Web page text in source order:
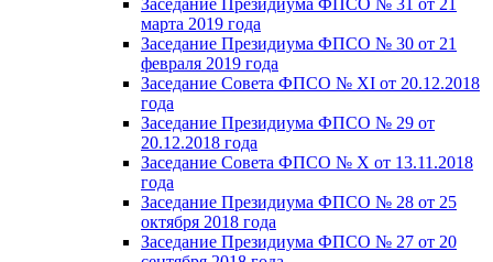
марта 2019 года
Заседание Президиума ФПСО № 30 от 21
февраля 2019 года
Заседание Совета ФПСО № XI от 20.12.2018
года
Заседание Президиума ФПСО № 29 от
20.12.2018 года
Заседание Совета ФПСО № X от 13.11.2018
года
Заседание Президиума ФПСО № 28 от 25
октября 2018 года
Заседание Президиума ФПСО № 27 от 20